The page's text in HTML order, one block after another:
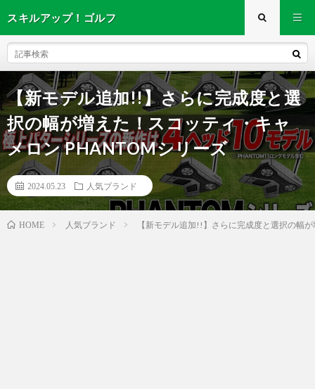
スキルアップ！ゴルフ
【新モデル追加!!】さらに完成度と選
択の幅が増えた！スコッティ・キャ
メロン PHANTOMシリーズ
2024.05.23 人気ブランド
HOME 人気ブランド 【新モデル追加!!】さらに完成度と選択の幅